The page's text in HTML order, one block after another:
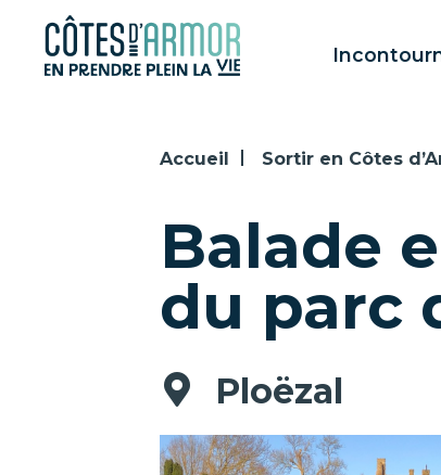
Panneau de gestion des cookies
Accueil Sortir en Côtes
Balade
du parc
Ploëzal